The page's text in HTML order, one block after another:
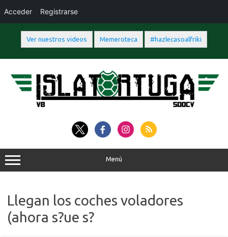
Ver nuestros videos Memeroteca #hazlecasoalfriki
contenido
Menú
Llegan los coches voladores
(ahora s?ue s?
Acceder Registrarse